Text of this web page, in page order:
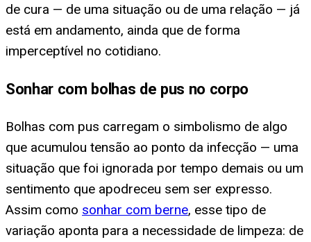
de cura — de uma situação ou de uma relação — já
está em andamento, ainda que de forma
imperceptível no cotidiano.
Sonhar com bolhas de pus no corpo
Bolhas com pus carregam o simbolismo de algo
que acumulou tensão ao ponto da infecção — uma
situação que foi ignorada por tempo demais ou um
sentimento que apodreceu sem ser expresso.
Assim como sonhar com berne, esse tipo de
variação aponta para a necessidade de limpeza: de